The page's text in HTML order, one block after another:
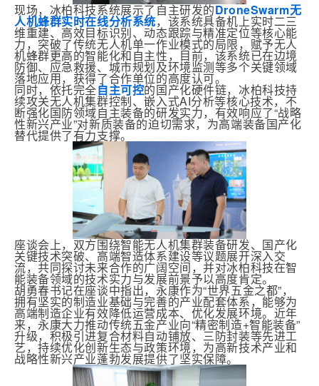
现场，冰柏科技系统展示了自主研发的DroneSwarm无
人机蜂群实时在线分析系统，该系统具备机上实时二三
维重建、高效目标识别、动态跟踪与精准定位等核心能
力，突破了传统无人机单一作业模式的局限，赋予无人
机蜂群更高的智能化和自主性，目前，该系统已在边境
防御、应急救援、城市规划及环境监测等多个关键领域
落地应用，获得了合作单位的高度认可。
同时，依托完全自主可控的国产化硬件链，冰柏科技持
续攻关无人机集群控制、嵌入式AI分析等核心技术，不
断强化国防领域自主装备的研发实力，有效响应了“战略
性新兴产业”对新质装备的迫切需求，为高端装备国产化
替代提供了有力支撑。
座谈会上，双方围绕智能无人机集群装备研发、国产化
关键技术突破、高端智造体系建设等议题展开深入交
流，共同探讨未来合作的广阔空间，并对冰柏科技在智
能装备领域的技术实力与发展前景予以高度肯定。
胡勇春书记在座谈中指出，永康作为“世界五金之都”，
拥有坚实的制造业基础与完善的产业配套体系，能够为
高端制造企业有效降低运营成本、优化发展环境。近年
来，永康大力推动传统五金产业向“精密制造+智能装备”
升级，积极引进复合材料自动铺放、三防封装等先进工
艺，持续优化创新生态与政策环境，为高新技术产业和
战略性新兴产业蓬勃发展提供了坚实保障。